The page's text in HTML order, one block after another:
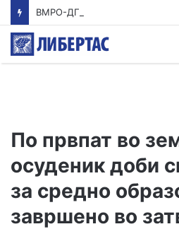
По првпат во
осуденик доби
за средно
завршено во